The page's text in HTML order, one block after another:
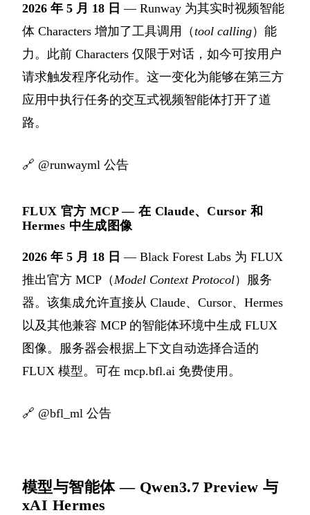
2026 年 5 月 18 日 — Runway 为其实时视频智能
体 Characters 增加了工具调用（tool calling）能
力。此前 Characters 仅限于对话，如今可按用户
请求触发程序化动作。这一变化为能够在第三方
应用中执行任务的交互式视频智能体打开了道
路。
🔗 @runwayml 公告
FLUX 官方 MCP — 在 Claude、Cursor 和
Hermes 中生成图像
2026 年 5 月 18 日 — Black Forest Labs 为 FLUX
推出官方 MCP（Model Context Protocol）服务
器。该集成允许直接从 Claude、Cursor、Hermes
以及其他兼容 MCP 的智能体环境中生成 FLUX
图像。服务器会根据上下文自动选择合适的
FLUX 模型。可在 mcp.bfl.ai 免费使用。
🔗 @bfl_ml 公告
模型与智能体 — Qwen3.7 Preview 与
xAI Hermes